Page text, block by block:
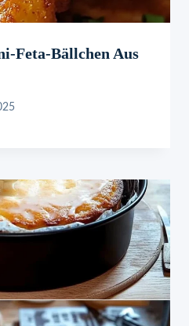
Feta-Bällchen Aus